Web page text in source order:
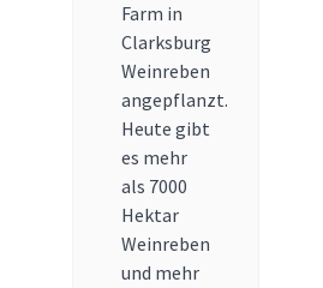
Farm in
Clarksburg
Weinreben
angepflanzt.
Heute gibt
es mehr
als 7000
Hektar
Weinreben
und mehr